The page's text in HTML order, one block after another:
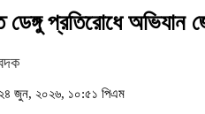
ডেঙ্গু প্রতিরোধে অভিযান
২৪ জুন, ২০২৬, ১০:৫১ পিএম